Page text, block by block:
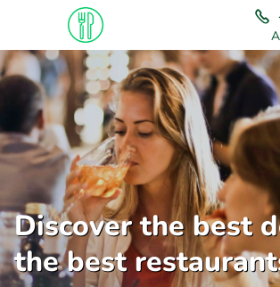
Discover the best
the best